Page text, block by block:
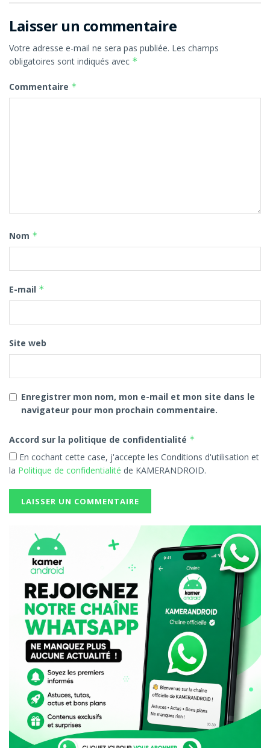
Laisser un commentaire
Votre adresse e-mail ne sera pas publiée. Les champs
obligatoires sont indiqués avec *
Commentaire *
Nom *
E-mail *
Site web
Enregistrer mon nom, mon e-mail et mon site dans le
navigateur pour mon prochain commentaire.
Accord sur la politique de confidentialité *
En cochant cette case, j'accepte les Conditions d'utilisation et
la Politique de confidentialité de KAMERANDROID.